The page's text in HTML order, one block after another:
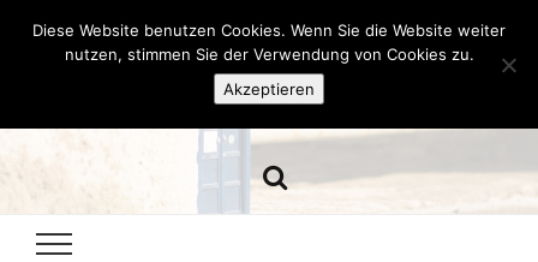
Hazamelistan
Diese Website benutzen Cookies. Wenn Sie die Website weiter
nutzen, stimmen Sie der Verwendung von Cookies zu.
Akzeptieren